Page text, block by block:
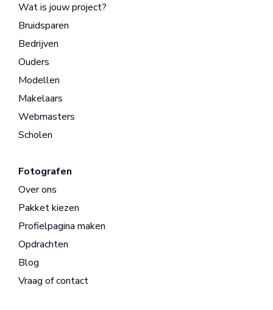
Wat is jouw project?
Bruidsparen
Bedrijven
Ouders
Modellen
Makelaars
Webmasters
Scholen
Fotografen
Over ons
Pakket kiezen
Profielpagina maken
Opdrachten
Blog
Vraag of contact